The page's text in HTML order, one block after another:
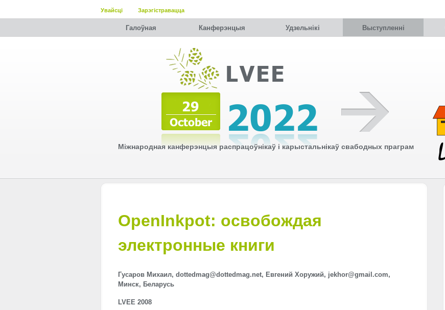
Увайсці Зарэгістравацца
Галоўная Канферэнцыя Удзельнiкi Выступленні
Міжнародная канферэнцыя распрацоўнікаў і карыстальнікаў свабодных праграм
OpenInkpot: освобождая
электронные книги
Гусаров Михаил, dottedmag@dottedmag.net, Евгений Хоружий, jekhor@gmail.com,
Минск, Беларусь
LVEE 2008